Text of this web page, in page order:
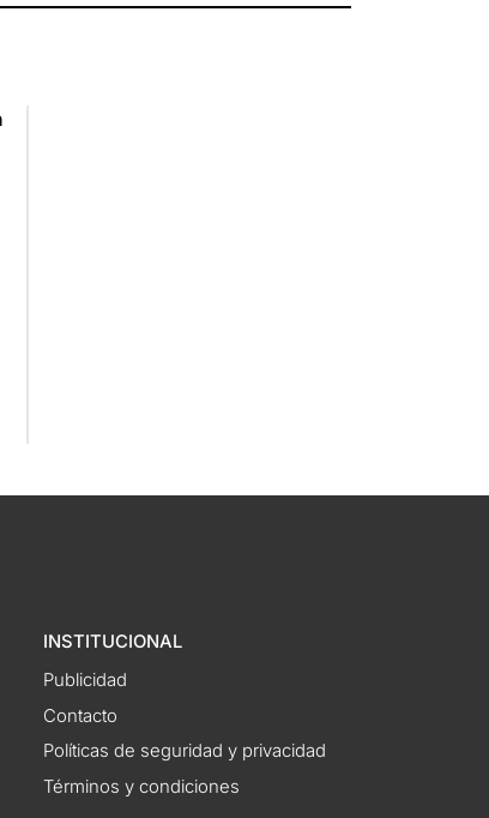
INSTITUCIONAL
Publicidad
Contacto
Políticas de seguridad y privacidad
Términos y condiciones